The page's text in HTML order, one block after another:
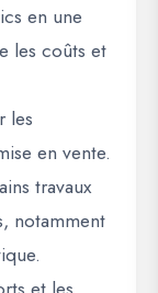
en une
les coûts et
les
en vente.
travaux
notamment